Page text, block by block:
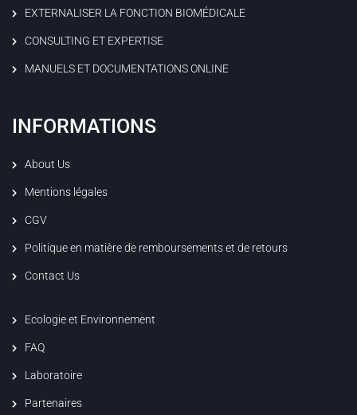
EXTERNALISER LA FONCTION BIOMÉDICALE
CONSULTING ET EXPERTISE
MANUELS ET DOCUMENTATIONS ONLINE
INFORMATIONS
About Us
Mentions légales
CGV
Politique en matière de remboursements et de retours
Contact Us
Ecologie et Environnement
FAQ
Laboratoire
Partenaires